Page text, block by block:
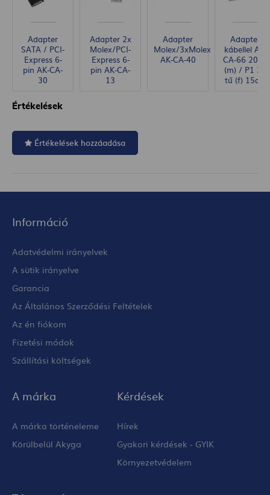
Adapter
SATA / PCI-
Express 6-
pin AK-CA-
30
Adapter 2x
Molex/PCI-
Express 6-
pin AK-CA-
13
Adapter
Molex/3xMolex
AK-CA-40
Adapter
kábellel AK-
CA-66 20 tű
(m) / P1 24
tű (f) 15cm
Értékelések
Értékelések hozzáadása
Információ
Adatvédelmi irányelvek
A sütik irányelve
Garancia
Az Általános Szerződési Feltételek
Az én fiókom
Fizetési módok
Szállítási költségek
A márka
A márka történeleme
Körülbelül Akyga
Kérdések
Hírek
Gyakori kérdések - GYIK
Környezetvédelem